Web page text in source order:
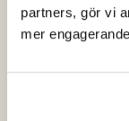
partners, gör vi
mer